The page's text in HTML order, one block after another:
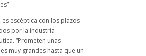
es escéptica con los plazos
por la industria
“Prometen unas
muy grandes hasta que un